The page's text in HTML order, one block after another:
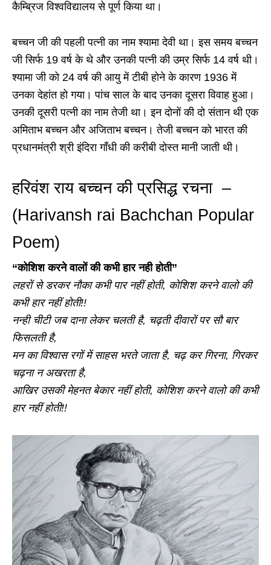
कैम्ब्रिज विश्वविद्यालय से पूर्ण किया था।
बच्चन जी की पहली पत्नी का नाम श्यामा देवी था। इस समय बच्चन
जी सिर्फ 19 वर्ष के थे और उनकी पत्नी की उम्र सिर्फ 14 वर्ष थी।
श्यामा जी को 24 वर्ष की आयु में टीबी होने के कारण 1936 में
उनका देहांत हो गया। पांच साल के बाद उनका दूसरा विवाह हुआ।
उनकी दूसरी पत्नी का नाम तेजी था। इन दोनों की दो संतान थी एक
अमिताभ बच्चन और अजिताभ बच्चन। तेजी बच्चन को भारत की
प्रधानमंत्री श्री इंदिरा गाँधी की करीबी दोस्त मानी जाती थी।
हरिवंश राय बच्चन की प्रसिद्ध रचना –
(Harivansh rai Bachchan Popular
Poem)
“कोशिश करने वालों की कभी हार नही होती”
लहरों से डरकर नौका कभी पार नहीं होती, कोशिश करने वालो की
कभी हार नहीं होती!!
नन्ही चीटी जब दाना लेकर चलती है, चढ़ती दीवारों पर सौ बार
फिसलती है,
मन का विश्वास रगों में साहस भरते जाता है, चढ़ कर गिरना, गिरकर
चढ़ना न अखरता है,
आखिर उसकी मेहनत बेकार नहीं होती, कोशिश करने वालो की कभी
हार नहीं होती!!